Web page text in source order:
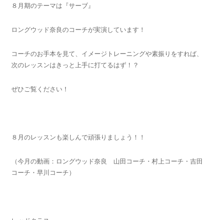
８月期のテーマは『サーブ』
ロングウッド奈良のコーチが実演しています！
コーチのお手本を見て、イメージトレーニングや素振りをすれば、
次のレッスンはきっと上手に打てるはず！？
ぜひご覧ください！
８月のレッスンも楽しんで頑張りましょう！！
（今月の動画：ロングウッド奈良 山田コーチ・村上コーチ・吉田
コーチ・早川コーチ）